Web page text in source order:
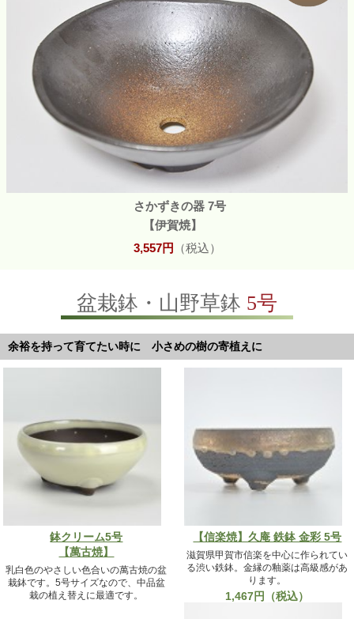
さかずきの器 7号
【伊賀焼】
3,557円 （税込）
盆栽鉢・山野草鉢 5号
余裕を持って育てたい時に 小さめの樹の寄植えに
鉢クリーム5号
【萬古焼】
乳白色のやさしい色合いの萬古焼の盆
栽鉢です。5号サイズなので、中品盆
栽の植え替えに最適です。
【信楽焼】久庵 鉄鉢 金彩 5号
滋賀県甲賀市信楽を中心に作られてい
る渋い鉄鉢。金縁の釉薬は高級感があ
ります。
1,467円（税込）